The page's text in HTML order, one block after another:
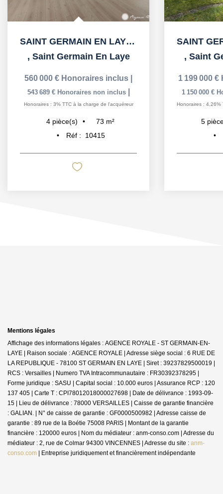
SAINT GERMAIN EN LAYE 3' de la place du Marché
, Saint Germain En Laye
560 000 € Honoraires inclus
543 689 € Honoraires non inclus
Honoraires : 3% TTC à la charge de l'acquéreur
4 pièce(s) 73 m²
Réf :
10415
, Saint
1 199 000 €
1 150 000 €
Honoraires : 4,26%
5
Mentions légales
Affichage des informations légales : AGENCE ROYALE - ST GERMAIN-EN-
LAYE | Raison sociale : AGENCE ROYALE | Adresse siège social : 6 RUE DE
LA REPUBLIQUE - 78100 ST GERMAIN EN LAYE | Siret : 39237829500019 |
RCS : Versailles | Numero TVA Intracommunautaire : FR30392378295 |
Forme juridique : SASU | Capital social : 10.000 euros | Assurance RCP : 120
137 405 | Carte T : CPI78012018000027698 | Date de délivrance : 1993-09-
15 | Lieu de délivrance : 78000 VERSAILLES | Caisse de garantie financière
: GALIAN. | N° de caisse de garantie : GF0000500982 | Adresse caisse de
garantie : 89 rue de la Boétie 75008 PARIS | Montant de la garantie
financière : 120000 euros | Nom du médiateur : anm-conso.com | Adresse du
médiateur : 2, rue de Colmar 94300 VINCENNES | Adresse du site : anm-
conso.com | Entreprise juridiquement et financièrement indépendante